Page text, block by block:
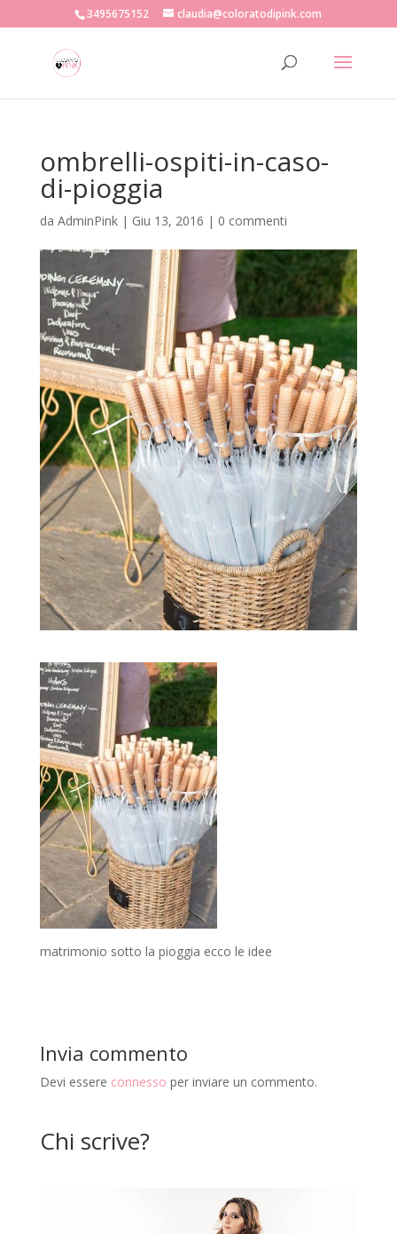
3495675152 claudia@coloratodipink.com
ombrelli-ospiti-in-caso-
di-pioggia
da AdminPink| Giu 13, 2016 | 0 commenti
matrimonio sotto la pioggia ecco le idee
Invia commento
Devi essere connesso per inviare un commento.
Chi scrive?